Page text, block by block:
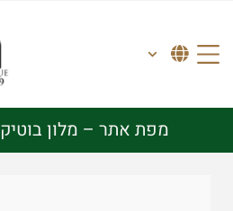
מפת אתר – מלון בוטיק 49 זכרון יעקב